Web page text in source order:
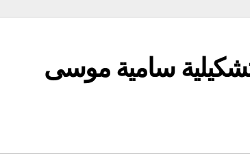
سامية موسى